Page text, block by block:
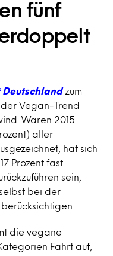
fünf
Deutschlandzum
Vegan-Trend
Waren 2015
aller
hat sich
Prozent fast
sein,
bei der
die vegane
Fahrt auf,